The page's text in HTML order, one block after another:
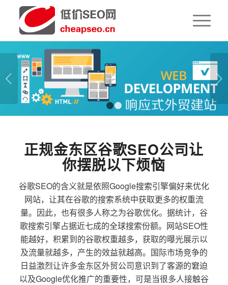
下一页
1 2
正规金东区谷歌SEO公司让
你摆脱以下烦恼
谷歌SEO的含义就是依照Google搜索引擎偏好来优化
网站，让其在谷歌的搜索系统中获取更多的权重流
量。因此，也有很多人称之为谷歌优化。据统计，谷
歌搜索引擎占据近七成的全球搜索份额。网站SEO性
能越好，积累到的谷歌权重越多，获取的曝光展示以
及流量就越多，产生的效益就越高。国际市场竞争的
日益激烈让许多金东区外贸公司意识到了客源的窘迫
以及Google优化推广的重要性，可是当很多人接触谷